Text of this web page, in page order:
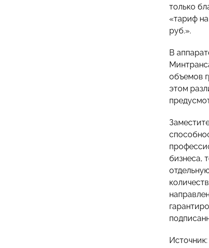
только
«тариф
руб.».
В
объемов
этом
бизнеса,
Источник: